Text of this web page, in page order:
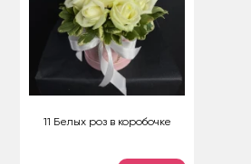
11 Белых роз в коробочке